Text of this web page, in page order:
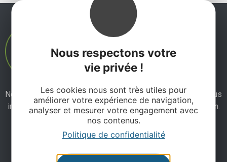
Nous respectons votre
vie privée !
Les cookies nous sont très utiles pour
améliorer votre expérience de navigation,
analyser et mesurer votre engagement avec
nos contenus.
Politique de confidentialité
Ne manquez pas notre newsletter mensuelle et laissez-vous
inspirer pour profiter pleinement de votre séjour en Aveyron.
Je m'abonne ici